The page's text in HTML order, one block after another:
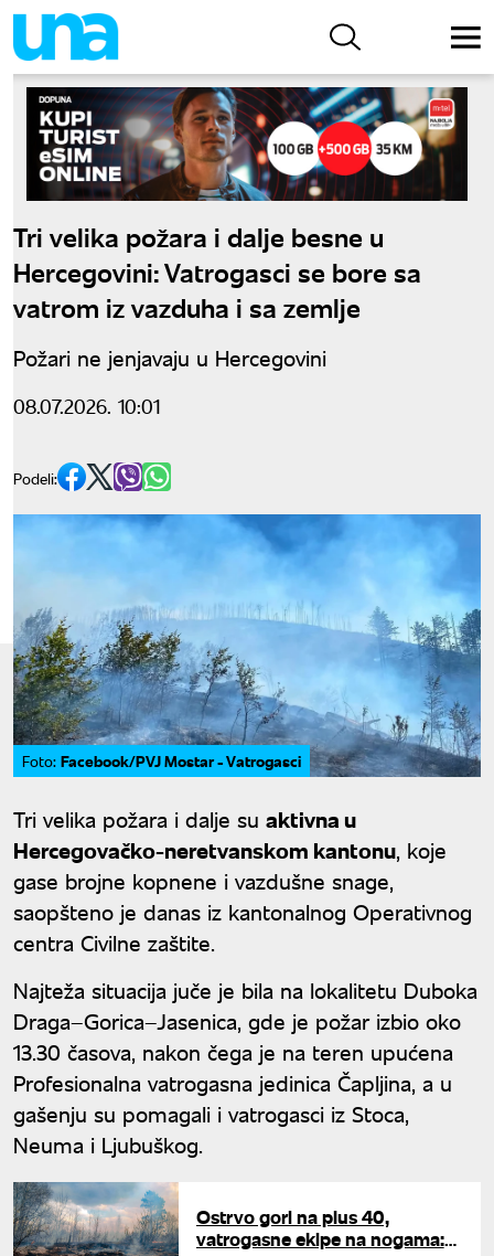
Tri velika požara i dalje besne u
Hercegovini: Vatrogasci se bore sa
vatrom iz vazduha i sa zemlje
Požari ne jenjavaju u Hercegovini
08.07.2026. 10:01
Podeli:
Foto: Facebook/PVJ Mostar - Vatrogasci
Tri velika požara i dalje su aktivna u
Hercegovačko-neretvanskom kantonu, koje
gase brojne kopnene i vazdušne snage,
saopšteno je danas iz kantonalnog Operativnog
centra Civilne zaštite.
Najteža situacija juče je bila na lokalitetu Duboka
Draga–Gorica–Jasenica, gde je požar izbio oko
13.30 časova, nakon čega je na teren upućena
Profesionalna vatrogasna jedinica Čapljina, a u
gašenju su pomagali i vatrogasci iz Stoca,
Neuma i Ljubuškog.
Ostrvo gori na plus 40,
vatrogasne ekipe na nogama: